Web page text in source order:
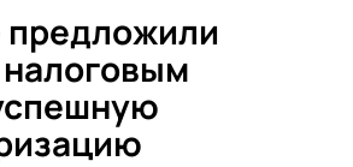
предложили